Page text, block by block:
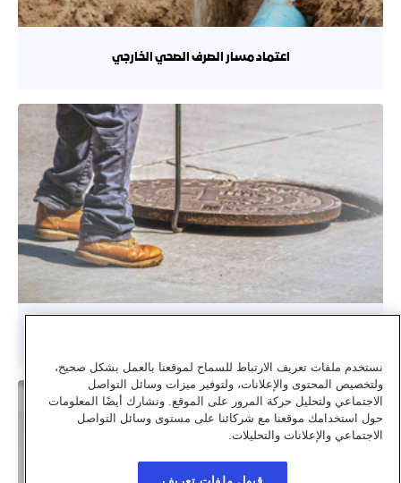
اعتماد مسار الصرف الصحي الخارجي
نستخدم ملفات تعريف الارتباط للسماح لموقعنا بالعمل بشكل صحيح،
ولتخصيص المحتوى والإعلانات، ولتوفير ميزات وسائل التواصل
الاجتماعي ولتحليل حركة المرور على الموقع. ونشارك أيضًا المعلومات
حول استخدامك موقعنا مع شركائنا على مستوى وسائل التواصل
الاجتماعي والإعلانات والتحليلات.